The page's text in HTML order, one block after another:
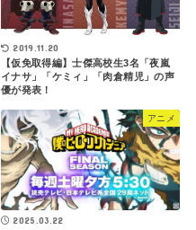
2019.11.20
【仮免取得編】士傑高校生3名「夜嵐
イナサ」「ケミィ」「肉倉精児」の声
優が発表！
アニメ
2025.03.22